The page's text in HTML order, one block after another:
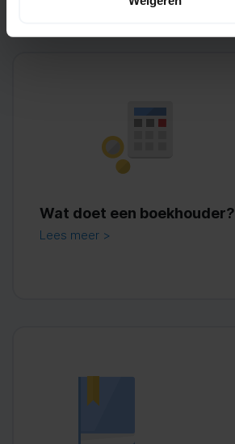
Wat doet een boekhouder?
Lees meer >